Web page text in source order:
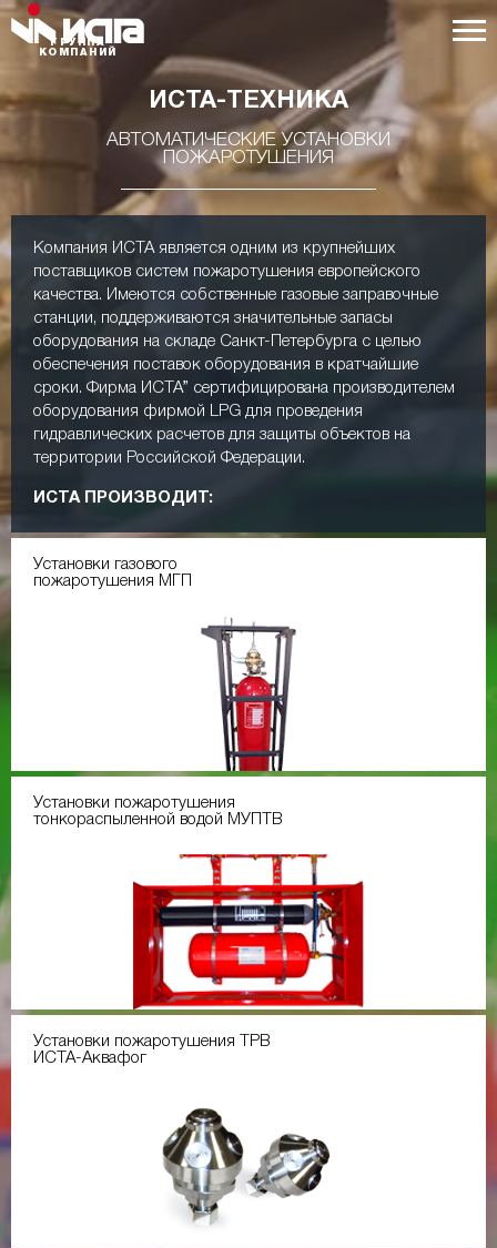
ГРУППА
КОМПАНИЙ
ИСТА-ТЕХНИКА
АВТОМАТИЧЕСКИЕ УСТАНОВКИ
ПОЖАРОТУШЕНИЯ
Компания ИСТА является одним из крупнейших
поставщиков систем пожаротушения европейского
качества. Имеются собственные газовые заправочные
станции, поддерживаются значительные запасы
оборудования на складе Санкт-Петербурга c целью
обеспечения поставок оборудования в кратчайшие
сроки. Фирма ИСТА” сертифицирована производителем
оборудования фирмой LPG для проведения
гидравлических расчетов для защиты объектов на
территории Российской Федерации.
ИСТА ПРОИЗВОДИТ:
Установки газового
пожаротушения МГП
Установки пожаротушения
тонкораспыленной водой МУПТВ
Установки пожаротушения ТРВ
ИСТА-Аквафог